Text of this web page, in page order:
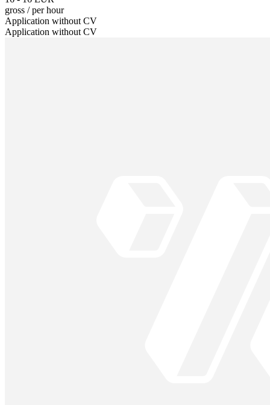
gross /per hour
Application without CV
Application without CV